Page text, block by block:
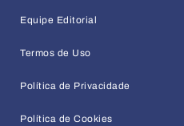
Equipe Editorial
Termos de Uso
Política de Privacidade
Política de Cookies